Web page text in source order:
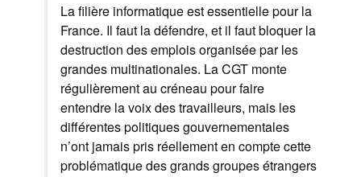
La filière informatique est essentielle pour la
France. Il faut la défendre, et il faut bloquer la
destruction des emplois organisée par les
grandes multinationales. La CGT monte
régulièrement au créneau pour faire
entendre la voix des travailleurs, mais les
différentes politiques gouvernementales
n’ont jamais pris réellement en compte cette
problématique des grands groupes étrangers